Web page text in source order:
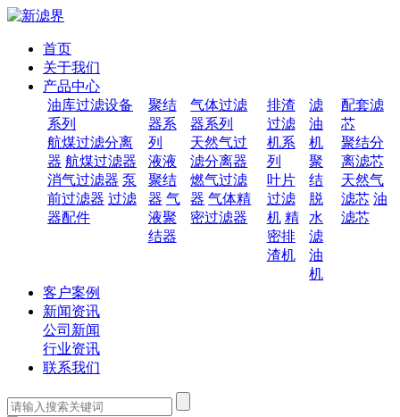
首页
关于我们
产品中心
油库过滤设备
系列
航煤过滤分离
器 航煤过滤器
消气过滤器 泵
前过滤器 过滤
器配件
聚结
器系
列
液液
聚结
器 气
液聚
结器
气体过滤
器系列
天然气过
滤分离器
燃气过滤
器 气体精
密过滤器
排渣
过滤
机系
列
叶片
过滤
机 精
密排
渣机
滤
油
机
聚
结
脱
水
滤
油
机
配套滤
芯
聚结分
离滤芯
天然气
滤芯 油
滤芯
客户案例
新闻资讯
公司新闻
行业资讯
联系我们